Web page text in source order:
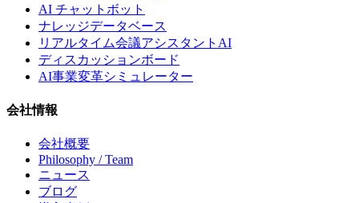
AI チャットボット
ナレッジデータベース
リアルタイム会議アシスタントAI
ディスカッションボード
AI事業変革シミュレーター
会社情報
会社概要
Philosophy / Team
ニュース
ブログ